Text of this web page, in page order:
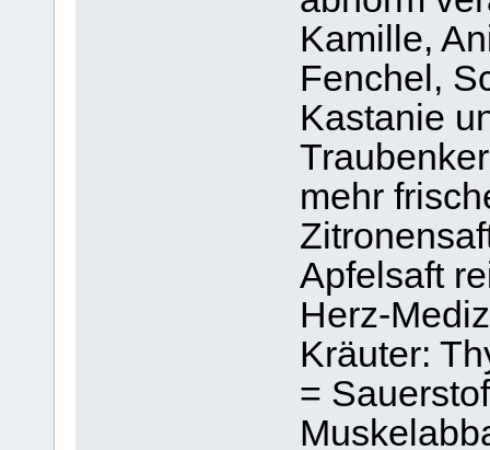
Kamille,
Fenchel,
Kastanie
mehr
Apfelsaft
Herz-
Kräuter:
=